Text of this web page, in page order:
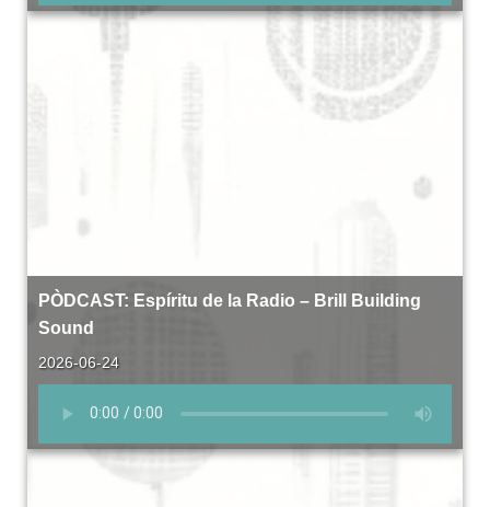
PÒDCAST: Espíritu de la Radio – Brill Building
Sound
2026-06-24